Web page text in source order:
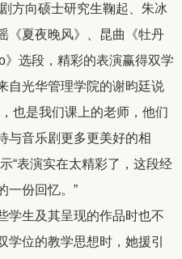
方向硕士研究生鞠起、朱冰
《夏夜晚风》、昆曲《牡丹
》选段，精彩的表演赢得双学
自光华管理学院的谢昀廷说
也是我们课上的老师，他们
与音乐剧更多更美好的相
“表演实在太精彩了，这段经
一份回忆。”
学生及其呈现的作品时也不
学位的教学思想时，她援引